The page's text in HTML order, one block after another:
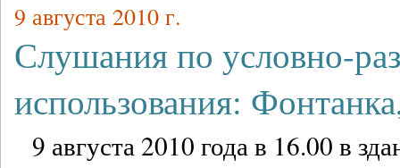
9 августа 2010 г.
Слушания по условно-
использования:
9 августа 2010 года в 16.00 в